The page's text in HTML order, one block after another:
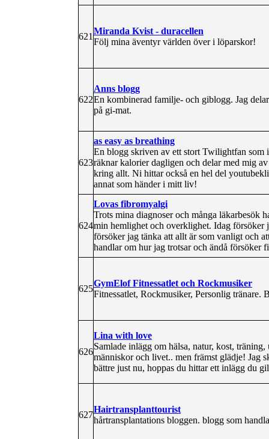
621
Miranda Kvist - duracellen
Följ mina äventyr världen över i löparskor!
622
Anns blogg
En kombinerad familje- och giblogg. Jag
på gi-mat.
623
as easy as breathing
En blogg skriven av ett stort Twilightfan
räknar kalorier dagligen och delar med mig
kring allt. Ni hittar också en hel del
annat som händer i mitt liv!
624
Lovas fibromyalgi
Trots mina diagnoser och många läkarbesök
min hemlighet och overklighet. Idag försöker
försöker jag tänka att allt är som vanligt och
handlar om hur jag trotsar och ändå försöker
625
GymElof Fitnessatlet och Rockmusiker
Fitnessatlet, Rockmusiker, Personlig tränare.
626
Lina with love
Samlade inlägg om hälsa, natur, kost,
människor och livet.. men främst glädje! Jag
bättre just nu, hoppas du hittar ett inlägg du
627
Hairtransplanttourist
hårtransplantations bloggen. blogg som